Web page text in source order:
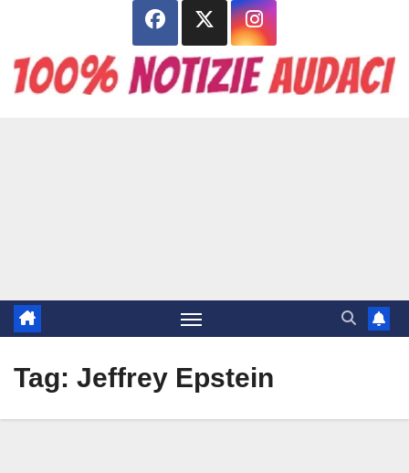
contenuto
Tag: Jeffrey Epstein